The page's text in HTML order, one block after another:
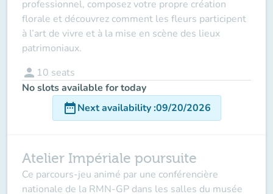
professionnel, composez votre propre création
florale et découvrez comment les fleurs participent
à l’art de vivre et à la mise en scène des lieux
patrimoniaux.
person 10 seats
No slots available for today
date_rangeNext availability:09/20/2026
Atelier Impériale poursuite
Ce parcours-jeu animé par une conférencière
nationale de la RMN-GP dans les salles du musée